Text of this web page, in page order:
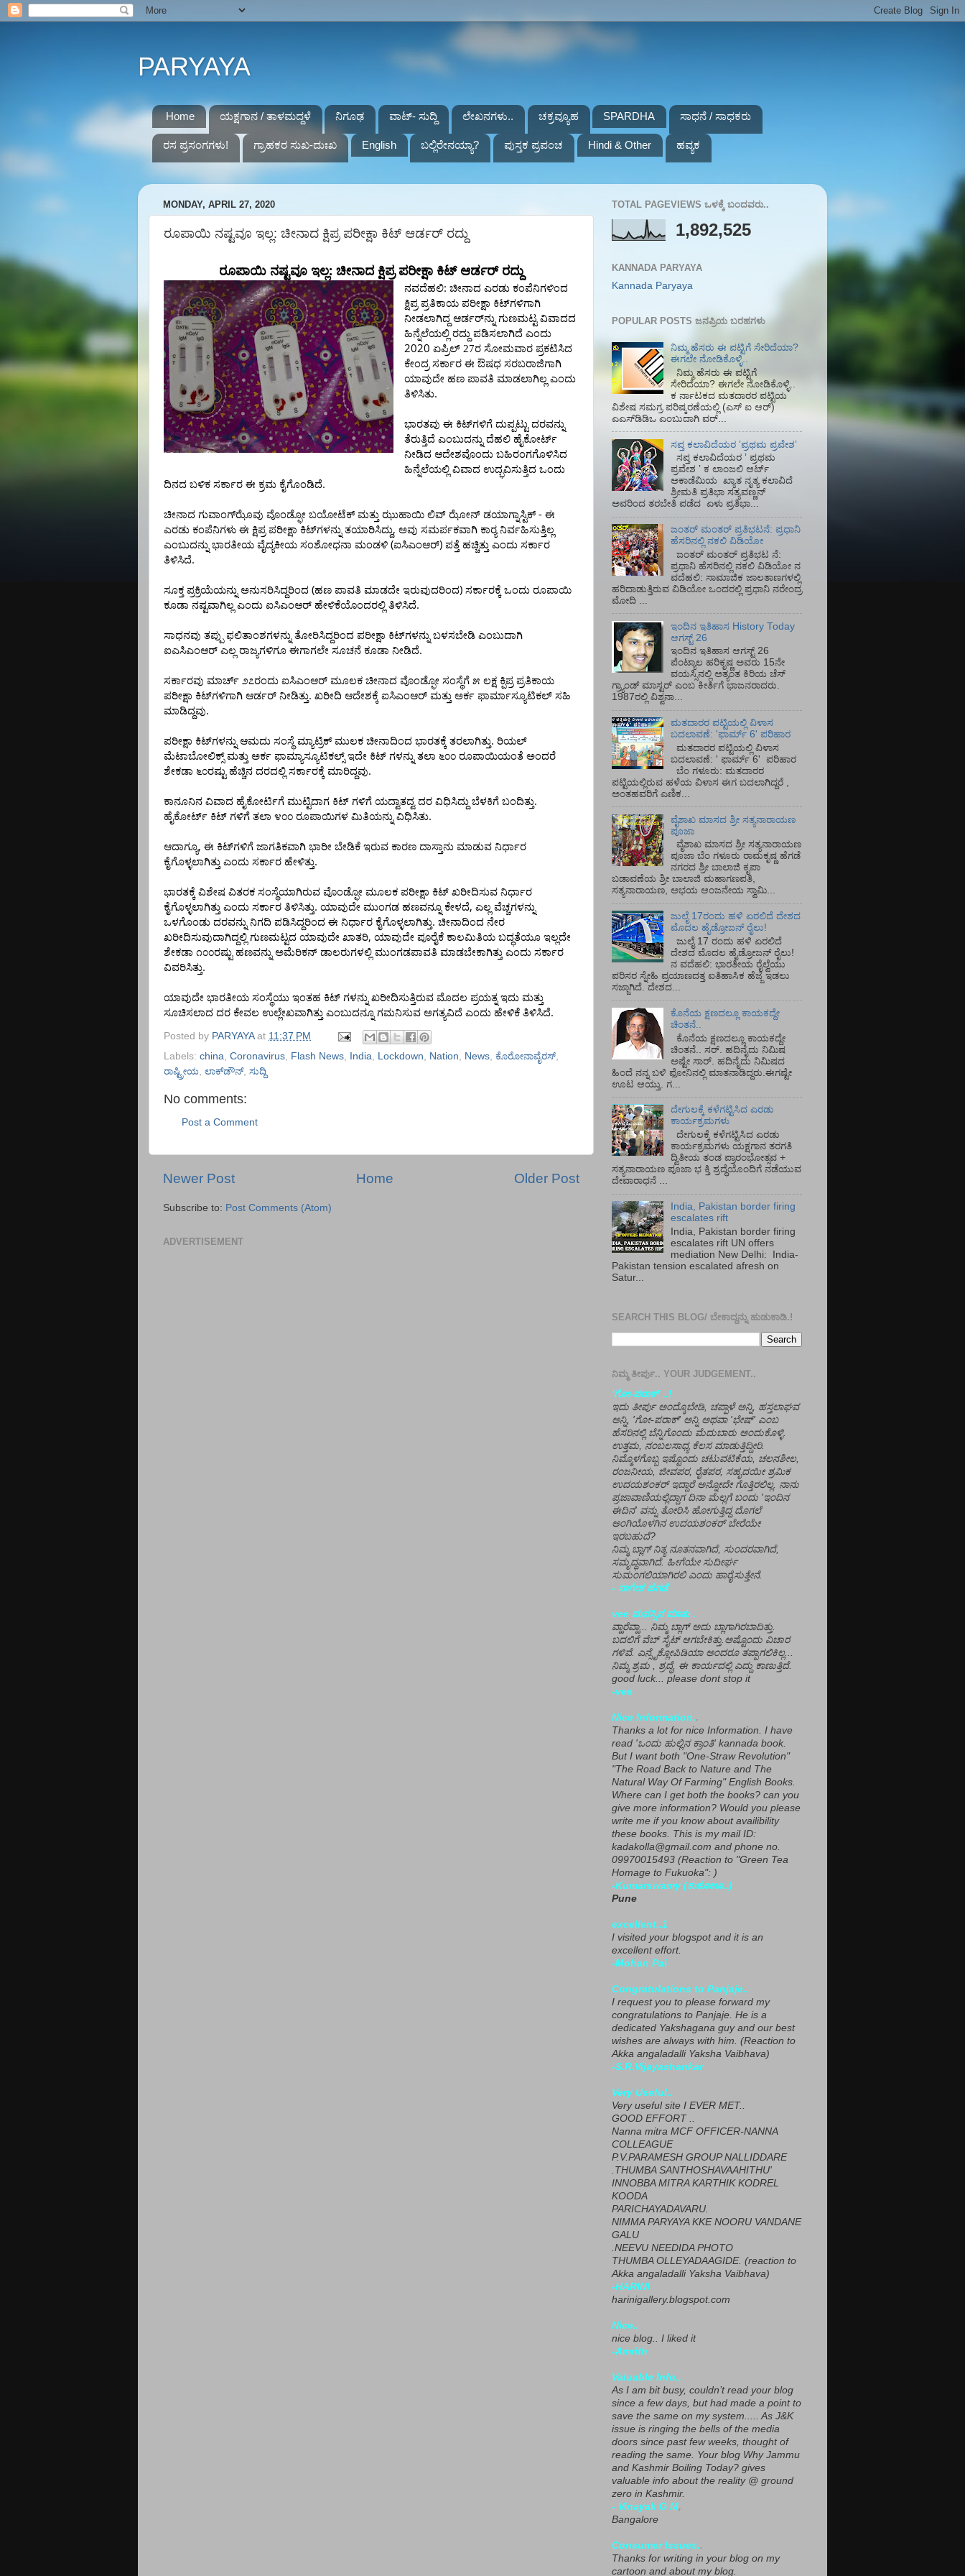
PARYAYA
Home ಯಕ್ಷಗಾನ / ತಾಳಮದ್ದಳೆ ನಿಗೂಢ ವಾಟ್- ಸುದ್ದಿ ಲೇಖನಗಳು.. ಚಕ್ರವ್ಯೂಹ SPARDHA ಸಾಧನೆ / ಸಾಧಕರು
ರಸ ಪ್ರಸಂಗಗಳು! ಗ್ರಾಹಕರ ಸುಖ-ದುಃಖ English ಬಲ್ಲಿರೇನಯ್ಯಾ? ಪುಸ್ತಕ ಪ್ರಪಂಚ Hindi & Other ಹವ್ಯಕ
MONDAY, APRIL 27, 2020
ರೂಪಾಯಿ ನಷ್ಟವೂ ಇಲ್ಲ: ಚೀನಾದ ಕ್ಷಿಪ್ರ ಪರೀಕ್ಷಾ ಕಿಟ್‌ ಆರ್ಡರ್ ರದ್ದು
ರೂಪಾಯಿ ನಷ್ಟವೂ ಇಲ್ಲ: ಚೀನಾದ ಕ್ಷಿಪ್ರ ಪರೀಕ್ಷಾ ಕಿಟ್‌ ಆರ್ಡರ್ ರದ್ದು
ನವದೆಹಲಿ: ಚೀನಾದ ಎರಡು ಕಂಪೆನಿಗಳಿಂದ
ಕ್ಷಿಪ್ರ ಪ್ರತಿಕಾಯ ಪರೀಕ್ಷಾ ಕಿಟ್‌ಗಳಿಗಾಗಿ
ನೀಡಲಾಗಿದ್ದ ಆರ್ಡರ್‌ನ್ನು ಗುಣಮಟ್ಟ ವಿವಾದದ
ಹಿನ್ನೆಲೆಯಲ್ಲಿ ರದ್ದು ಪಡಿಸಲಾಗಿದೆ ಎಂದು
2020 ಏಪ್ರಿಲ್ 27ರ ಸೋಮವಾರ ಪ್ರಕಟಿಸಿದ
ಕೇಂದ್ರ ಸರ್ಕಾರ ಈ ಔಷಧ ಸರಬರಾಜಿಗಾಗಿ
ಯಾವುದೇ ಹಣ ಪಾವತಿ ಮಾಡಲಾಗಿಲ್ಲ ಎಂದು
ತಿಳಿಸಿತು.
ಭಾರತವು ಈ ಕಿಟ್‌ಗಳಿಗೆ ದುಪ್ಪಟ್ಟು ದರವನ್ನು
ತೆರುತ್ತಿದೆ ಎಂಬುದನ್ನು ದೆಹಲಿ ಹೈಕೋರ್ಟ್
ನೀಡಿದ ಆದೇಶವೊಂದು ಬಹಿರಂಗಗೊಳಿಸಿದ
ಹಿನ್ನೆಲೆಯಲ್ಲಿ ವಿವಾದ ಉದ್ಭವಿಸುತ್ತಿದ ಒಂದು
ದಿನದ ಬಳಿಕ ಸರ್ಕಾರ ಈ ಕ್ರಮ ಕೈಗೊಂಡಿದೆ.
ಚೀನಾದ ಗುವಾಂಗ್‌ಝೊವು ವೊಂಡ್ಫೋ ಬಯೋಟೆಕ್ ಮತ್ತು ಝುಹಾಯಿ ಲಿವ್ ಝೋನ್ ಡಯಾಗ್ನಾಸ್ಟಿಕ್- ಈ
ಎರಡು ಕಂಪೆನಿಗಳು ಈ ಕ್ಷಿಪ್ರ ಪರೀಕ್ಷಾ ಕಿಟ್‌ಗಳನ್ನು ತಯಾರಿಸಿದ್ದು, ಅವು ಸಮರ್ಪಕವಾಗಿ ಕಾರ್‍ಯ ನಿರ್ವಹಿಸುತ್ತಿಲ್ಲ
ಎಂಬುದನ್ನು ಭಾರತೀಯ ವೈದ್ಯಕೀಯ ಸಂಶೋಧನಾ ಮಂಡಳಿ (ಐಸಿಎಂಆರ್) ಪತ್ತೆ ಹಚ್ಚಿತ್ತು ಎಂದು ಸರ್ಕಾರ
ತಿಳಿಸಿದೆ.
ಸೂಕ್ತ ಪ್ರಕ್ರಿಯೆಯನ್ನು ಅನುಸರಿಸಿದ್ದರಿಂದ (ಹಣ ಪಾವತಿ ಮಾಡದೇ ಇರುವುದರಿಂದ) ಸರ್ಕಾರಕ್ಕೆ ಒಂದು ರೂಪಾಯಿ
ಕೂಡಾ ನಷ್ಟವಾಗಿಲ್ಲ ಎಂದು ಐಸಿಎಂಆರ್ ಹೇಳಿಕೆಯೊಂದರಲ್ಲಿ ತಿಳಿಸಿದೆ.
ಸಾಧನವು ತಪ್ಪು ಫಲಿತಾಂಶಗಳನ್ನು ತೋರಿಸಿದ್ದರಿಂದ ಪರೀಕ್ಷಾ ಕಿಟ್‌ಗಳನ್ನು ಬಳಸಬೇಡಿ ಎಂಬುದಾಗಿ
ಐಎಸಿಎಂಆರ್ ಎಲ್ಲ ರಾಜ್ಯಗಳಿಗೂ ಈಗಾಗಲೇ ಸೂಚನೆ ಕೂಡಾ ನೀಡಿದೆ.
ಸರ್ಕಾರವು ಮಾರ್ಚ್ ೨೭ರಂದು ಐಸಿಎಂಆರ್ ಮೂಲಕ ಚೀನಾದ ವೊಂಡ್ಫೋ ಸಂಸ್ಥೆಗೆ ೫ ಲಕ್ಷ ಕ್ಪಿಪ್ರ ಪ್ರತಿಕಾಯ
ಪರೀಕ್ಷಾ ಕಿಟ್‌ಗಳಿಗಾಗಿ ಆರ್ಡರ್ ನೀಡಿತ್ತು. ಖರೀದಿ ಆದೇಶಕ್ಕೆ ಐಸಿಎಂಆರ್ ಮತ್ತು ಅರ್ಕ ಫಾರ್ಮಾಸ್ಯೂಟಿಕಲ್ ಸಹಿ
ಮಾಡಿದ್ದವು.
ಪರೀಕ್ಷಾ ಕಿಟ್‌ಗಳನ್ನು ಆಮದು ಸಂಸ್ಥೆ ಮ್ಯಾಟ್ರಿಕ್ ಮುಲಕ ಚೀನಾದಿಂದ ಭಾರತಕ್ಕೆ ತರಲಾಗಿತ್ತು. ರಿಯಲ್
ಮೆಟಾಬೋಲಿಕ್ಸ್ ಮತ್ತು ಅರ್ಕ ಫಾಮ್ಯಾಸ್ಯೂಟಿಕಲ್ಸ್ ಇದೇ ಕಿಟ್ ಗಳನ್ನು ತಲಾ ೬೦೦ ರೂಪಾಯಿಯಂತೆ ಅಂದರೆ
ಶೇಕಡಾ ೬೦ರಷ್ಟು ಹೆಚ್ಚಿನ ದರದಲ್ಲಿ ಸರ್ಕಾರಕ್ಕೆ ಮಾರಿದ್ದವು.
ಕಾನೂನಿನ ವಿವಾದ ಹೈಕೋರ್ಟಿಗೆ ಮುಟ್ಟಿದಾಗ ಕಿಟ್ ಗಳಿಗೆ ಯದ್ವಾತದ್ವ ದರ ವಿಧಿಸಿದ್ದು ಬೆಳಕಿಗೆ ಬಂದಿತ್ತು.
ಹೈಕೋರ್ಟ್ ಕಿಟ್ ಗಳಿಗೆ ತಲಾ ೪೦೦ ರೂಪಾಯಿಗಳ ಮಿತಿಯನ್ನು ವಿಧಿಸಿತು.
ಆದಾಗ್ಯೂ, ಈ ಕಿಟ್‌ಗಳಿಗೆ ಜಾಗತಿಕವಾಗಿ ಭಾರೀ ಬೇಡಿಕೆ ಇರುವ ಕಾರಣ ದಾಸ್ತಾನು ಮಾಡುವ ನಿರ್ಧಾರ
ಕೈಗೊಳ್ಳಲಾಗಿತ್ತು ಎಂದು ಸರ್ಕಾರ ಹೇಳಿತ್ತು.
ಭಾರತಕ್ಕೆ ವಿಶೇಷ ವಿತರಕ ಸಂಸ್ಥೆಯಾಗಿರುವ ವೊಂಡ್ಫೋ ಮೂಲಕ ಪರೀಕ್ಷಾ ಕಿಟ್ ಖರೀದಿಸುವ ನಿರ್ಧಾರ
ಕೈಗೊಳ್ಳಲಾಗಿತ್ತು ಎಂದು ಸರ್ಕಾರ ತಿಳಿಸಿತ್ತು. ಯಾವುದೇ ಮುಂಗಡ ಹಣವನ್ನೂ ಕೇಳದೆ, ಎಲ್ಲ ವೆಚ್ಚಗಳನ್ನು
ಒಳಗೊಂಡು ದರವನ್ನು ನಿಗದಿ ಪಡಿಸಿದ್ದರಿಂದ ಈ ನಿರ್ಧಾರ ಕೈಗೊಳ್ಳಲಾಗಿತ್ತು. ಚೀನಾದಿಂದ ನೇರ
ಖರೀದಿಸುವುದಾಗಿದ್ದಲ್ಲಿ ಗುಣಮಟ್ಟದ ಯಾವುದೇ ಖಾತರಿ, ಯಾವುದೇ ಪೂರೈಕೆ ಕಾಲಮಿತಿಯ ಬದ್ಧತೆಯೂ ಇಲ್ಲದೇ
ಶೇಕಡಾ ೧೦೦ರಷ್ಟು ಹಣವನ್ನು ಅಮೆರಿಕನ್ ಡಾಲರುಗಳಲ್ಲಿ ಮುಂಗಡಪಾವತಿ ಮಾಡಬೇಕಾಗಿತ್ತು ಎಂದು ಸರ್ಕಾರ
ವಿವರಿಸಿತ್ತು.
ಯಾವುದೇ ಭಾರತೀಯ ಸಂಸ್ಥೆಯು ಇಂತಹ ಕಿಟ್ ಗಳನ್ನು ಖರೀದಿಸುತ್ತಿರುವ ಮೊದಲ ಪ್ರಯತ್ನ ಇದು ಮತ್ತು
ಸೂಚಿಸಲಾದ ದರ ಕೇವಲ ಉಲ್ಲೇಖವಾಗಿತ್ತು ಎಂಬುದನ್ನೂ ಗಮನಿಸುವ ಅಗತ್ಯವಿದೆ ಎಂದು ಹೇಳಿಕೆ ತಿಳಿಸಿದೆ.
Posted by PARYAYA at 11:37 PM
Labels: china Coronavirus Flash News India Lockdown Nation News ಕೊರೋನಾವೈರಸ್
ರಾಷ್ಟ್ರೀಯ ಲಾಕ್‌ಡೌನ್, ಸುದ್ದಿ
No comments:
Post a Comment
Newer Post Older Post
Home
Subscribe to: Post Comments (Atom)
ADVERTISEMENT
TOTAL PAGEVIEWS ಒಳಕ್ಕೆ ಬಂದವರು..
1,892,525
KANNADA PARYAYA
Kannada Paryaya
POPULAR POSTS ಜನಪ್ರಿಯ ಬರಹಗಳು
ನಿಮ್ಮ ಹೆಸರು ಈ ಪಟ್ಟಿಗೆ ಸೇರಿದೆಯಾ?
ಈಗಲೇ ನೋಡಿಕೊಳ್ಳಿ..
ನಿಮ್ಮ ಹೆಸರು ಈ ಪಟ್ಟಿಗೆ
ಸೇರಿದೆಯಾ? ಈಗಲೇ ನೋಡಿಕೊಳ್ಳಿ..
ಕ ರ್ನಾಟಕದ ಮತದಾರರ ಪಟ್ಟಿಯ
ವಿಶೇಷ ಸಮಗ್ರ ಪರಿಷ್ಕರಣೆಯಲ್ಲಿ (ಎಸ್‌ ಐ ಆರ್)‌
ಎಎಸ್‌ಡಿಡಿಒ ಎಂಬುದಾಗಿ ವರ್...
ಸಪ್ತ ಕಲಾವಿದೆಯರ ʼಪ್ರಥಮ ಪ್ರವೇಶʼ
ಸಪ್ತ ಕಲಾವಿದೆಯರ ʼ ಪ್ರಥಮ
ಪ್ರವೇಶ ʼ ಕ ಲಾಂಜಲಿ ಆರ್ಟ್
ಅಕಾಡೆಮಿಯ‌ ಖ್ಯಾತ ನೃತ್ಯ ಕಲಾವಿದೆ
ಶ್ರೀಮತಿ ಪ್ರತಿಭಾ ಸತ್ಯವಣ್ಣನ್
ಅವರಿಂದ ತರಬೇತಿ ಪಡೆದ ಏಳು ಪ್ರತಿಭಾ...
ಜಂತರ್ ಮಂತರ್ ಪ್ರತಿಭಟನೆ: ಪ್ರಧಾನಿ
ಹೆಸರಿನಲ್ಲಿ ನಕಲಿ ವಿಡಿಯೋ
ಜಂತರ್ ಮಂತರ್ ಪ್ರತಿಭಟ ನೆ:
ಪ್ರಧಾನಿ ಹೆಸರಿನಲ್ಲಿ ನಕಲಿ ವಿಡಿಯೋ ನ
ವದೆಹಲಿ: ಸಾಮಾಜಿಕ ಜಾಲತಾಣಗಳಲ್ಲಿ
ಹರಿದಾಡುತ್ತಿರುವ ವಿಡಿಯೋ ಒಂದರಲ್ಲಿ ಪ್ರಧಾನಿ ನರೇಂದ್ರ
ಮೋದಿ ...
ಇಂದಿನ ಇತಿಹಾಸ History Today
ಆಗಸ್ಟ್ 26
ಇಂದಿನ ಇತಿಹಾಸ ಆಗಸ್ಟ್ 26
ಪೆಂಟ್ಯಾಲ ಹರಿಕೃಷ್ಣ ಅವರು 15ನೇ
ವಯಸ್ಸಿನಲ್ಲಿ ಅತ್ಯಂತ ಕಿರಿಯ ಚೆಸ್
ಗ್ರ್ಯಾಂಡ್ ಮಾಸ್ಟರ್ ಎಂಬ ಕೀರ್ತಿಗೆ ಭಾಜನರಾದರು.
1987ರಲ್ಲಿ ವಿಶ್ವನಾ...
ಮತದಾರರ ಪಟ್ಟಿಯಲ್ಲಿ ವಿಳಾಸ
ಬದಲಾವಣೆ: 'ಫಾರ್ಮ್ 6' ಪರಿಹಾರ
ಮತದಾರರ ಪಟ್ಟಿಯಲ್ಲಿ ವಿಳಾಸ
ಬದಲಾವಣೆ: ' ಫಾರ್ಮ್ 6' ಪರಿಹಾರ
ಬೆಂ ಗಳೂರು: ಮತದಾರರ
ಪಟ್ಟಿಯಲ್ಲಿರುವ ಹಳೆಯ ವಿಳಾಸ ಈಗ ಬದಲಾಗಿದ್ದರೆ ,
ಅಂತಹವರಿಗೆ ಎಣಿಕ...
ವೈಶಾಖ ಮಾಸದ ಶ್ರೀ ಸತ್ಯನಾರಾಯಣ
ಪೂಜಾ
ವೈಶಾಖ ಮಾಸದ ಶ್ರೀ ಸತ್ಯನಾರಾಯಣ
ಪೂಜಾ ಬೆಂ ಗಳೂರು ರಾಮಕೃಷ್ಣ ಹೆಗಡೆ
ನಗರದ ಶ್ರೀ ಬಾಲಾಜಿ ಕೃಪಾ
ಬಡಾವಣೆಯ ಶ್ರೀ ಬಾಲಾಜಿ ಮಹಾಗಣಪತಿ,
ಸತ್ಯನಾರಾಯಣ, ಅಭಯ ಆಂಜನೇಯ ಸ್ವಾಮಿ...
ಜುಲೈ 17ರಂದು ಹಳಿ ಏರಲಿದೆ ದೇಶದ
ಮೊದಲ ಹೈಡ್ರೋಜನ್ ರೈಲು!
ಜುಲೈ 17 ರಂದು ಹಳಿ ಏರಲಿದೆ
ದೇಶದ ಮೊದಲ ಹೈಡ್ರೋಜನ್ ರೈಲು!
ನ ವದೆಹಲಿ: ಭಾರತೀಯ ರೈಲ್ವೆಯು
ಪರಿಸರ ಸ್ನೇಹಿ ಪ್ರಯಾಣದತ್ತ ಐತಿಹಾಸಿಕ ಹೆಜ್ಜೆ ಇಡಲು
ಸಜ್ಜಾಗಿದೆ. ದೇಶದ...
ಕೊನೆಯ ಕ್ಷಣದಲ್ಲೂ ಕಾಯಕದ್ದೇ
ಚಿಂತನೆ..
ಕೊನೆಯ ಕ್ಷಣದಲ್ಲೂ ಕಾಯಕದ್ದೇ
ಚಿಂತನೆ.. ಸರ್.‌ ಹದಿನೈದು ನಿಮಿಷ
ಅಷ್ಟೇ ಸಾರ್.‌ ಹದಿನೈದು ನಿಮಿಷದ
ಹಿಂದೆ ನನ್ನ ಬಳಿ ಫೋನಿನಲ್ಲಿ ಮಾತನಾಡಿದ್ದರು.ಈಗಷ್ಟೇ
ಊಟ ಆಯ್ತು. ಗ...
ದೇಗುಲಕ್ಕೆ ಕಳೆಗಟ್ಟಿಸಿದ ಎರಡು
ಕಾರ್ಯಕ್ರಮಗಳು
ದೇಗುಲಕ್ಕೆ ಕಳೆಗಟ್ಟಿಸಿದ ಎರಡು
ಕಾರ್ಯಕ್ರಮಗಳು ಯಕ್ಷಗಾನ ತರಗತಿ
ದ್ವಿತೀಯ ತಂಡ ಪ್ರಾರಂಭೋತ್ಸವ +
ಸತ್ಯನಾರಾಯಣ ಪೂಜಾ ಭ ಕ್ತಿ ಶ್ರದ್ಧೆಯೊಂದಿಗೆ ನಡೆಯುವ
ದೇವಾರಾಧನೆ ...
India, Pakistan border firing
escalates rift
India, Pakistan border firing
escalates rift UN offers
mediation New Delhi: India-
Pakistan tension escalated afresh on
Satur...
SEARCH THIS BLOG/ ಬೇಕಾದ್ದನ್ನು ಹುಡುಕಾಡಿ.!
ನಿಮ್ಮ ತೀರ್ಪು.. YOUR JUDGEMENT..
'ಗೋ-ಪರಾಕ್' ..!
ಇದು ತೀರ್ಪು ಅಂದ್ಕೊಬೇಡಿ, ಚಪ್ಪಾಳೆ ಅನ್ನಿ, ಹಸ್ತಲಾಘವ
ಅನ್ನಿ, 'ಗೋ-ಪರಾಕ್' ಅನ್ನಿ ಅಥವಾ 'ಭೇಷ್' ಎಂಬ
ಹೆಸರಿನಲ್ಲಿ ಬೆನ್ನಿಗೊಂದು ಮೆದುಬಾರು ಅಂದುಕೊಳ್ಳಿ.
ಉತ್ತಮ, ನಂಬಲಸಾಧ್ಯ ಕೆಲಸ ಮಾಡುತ್ತಿದ್ದೀರಿ.
ನಿಮ್ಮೊಳಗೊಬ್ಬ ಇಷ್ಟೊಂದು ಚಟುವಟಿಕೆಯ, ಚಲನಶೀಲ,
ರಂಜನೀಯ, ಜೀವಪರ, ರೈತಪರ, ಸಹೃದಯೀ ಶ್ರಮಿಕ
ಉದಯಶಂಕರ್ ಇದ್ದಾರೆ ಅನ್ನೋದೇ ಗೊತ್ತಿರಲಿಲ್ಲ. ನಾನು
ಪ್ರಜಾವಾಣಿಯಲ್ಲಿದ್ದಾಗ ದಿನಾ ಮೆಲ್ಲಗೆ ಬಂದು 'ಇಂದಿನ
ಈದಿನ' ವನ್ನು ತೋರಿಸಿ ಹೋಗುತ್ತಿದ್ದ ದೊಗಲೆ
ಅಂಗಿಯೊಳಗಿನ ಉದಯಶಂಕರ್ ಬೇರೆಯೇ
ಇರಬಹುದೆ?
ನಿಮ್ಮ ಬ್ಲಾಗ್ ನಿತ್ಯ ನೂತನವಾಗಿದೆ, ಸುಂದರವಾಗಿದೆ,
ಸಮೃದ್ಧವಾಗಿದೆ. ಹೀಗೆಯೇ ಸುದೀರ್ಘ
ಸುಮಂಗಲಿಯಾಗಿರಲಿ ಎಂದು ಹಾರೈಸುತ್ತೇನೆ.
- ನಾಗೇಶ ಹೆಗಡೆ
vee ಮನಸ್ಸಿನ ಮಾತು .
ವ್ಹಾರೆವ್ಹಾ... ನಿಮ್ಮ ಬ್ಲಾಗ್ ಅದು ಬ್ಲಾಗಾಗಿರಬಾದಿತ್ತು.
ಬದಲಿಗೆ ವೆಬ್ ಸೈಟ್ ಆಗಬೇಕಿತ್ತು.ಅಷ್ಟೊಂದು ವಿಚಾರ
ಗಳಿವೆ. ಎನ್ಸೈಕ್ಲೋಪಿಡಿಯಾ ಅಂದರೂ ತಪ್ಪಾಗಲಿಕಿಲ್ಲ...
ನಿಮ್ಮ ಶ್ರಮ , ಶ್ರದ್ಧೆ, ಈ ಕಾರ್ಯದಲ್ಲಿ ಎದ್ದು ಕಾಣುತ್ತಿದೆ.
good luck... please dont stop it
-vee
Nice Information..
Thanks a lot for nice Information. I have
read 'ಒಂದು ಹುಲ್ಲಿನ ಕ್ರಾಂತಿ' kannada book.
But I want both "One-Straw Revolution"
"The Road Back to Nature and The
Natural Way Of Farming" English Books.
Where can I get both the books? can you
give more information? Would you please
write me if you know about availibility
these books. This is my mail ID:
kadakolla@gmail.com and phone no.
09970015493 (Reaction to "Green Tea
Homage to Fukuoka": )
-Kumarswamy (ಕುಕೂಊ..)
Pune
excellent..1
I visited your blogspot and it is an
excellent effort.
-Mohan Pai
Congratulations to Panjaje..
I request you to please forward my
congratulations to Panjaje. He is a
dedicated Yakshagana guy and our best
wishes are always with him. (Reaction to
Akka angaladalli Yaksha Vaibhava)
-S.R.Vijayashankar
Very Useful..
Very useful site I EVER MET..
GOOD EFFORT ..
Nanna mitra MCF OFFICER-NANNA
COLLEAGUE
P.V.PARAMESH GROUP NALLIDDARE
.THUMBA SANTHOSHAVAAHITHU'
INNOBBA MITRA KARTHIK KODREL
KOODA
PARICHAYADAVARU.
NIMMA PARYAYA KKE NOORU VANDANE
GALU
.NEEVU NEEDIDA PHOTO
THUMBA OLLEYADAAGIDE. (reaction to
Akka angaladalli Yaksha Vaibhava)
-HARINI
harinigallery.blogspot.com
Nice..
nice blog.. I liked it
-Amrith
Valuable Info..
As I am bit busy, couldn’t read your blog
since a few days, but had made a point to
save the same on my system..... As J&K
issue is ringing the bells of the media
doors since past few weeks, thought of
reading the same. Your blog Why Jammu
and Kashmir Boiling Today? gives
valuable info about the reality @ ground
zero in Kashmir.
- Vinayak G M,
Bangalore
Consumer Issues..
Thanks for writing in your blog on my
cartoon and about my blog.